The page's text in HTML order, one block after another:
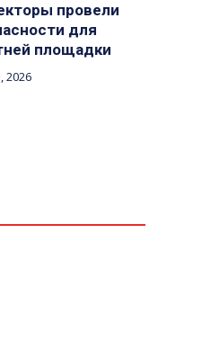
провели
для
площадки
2026